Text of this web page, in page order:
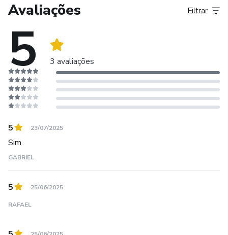
Avaliações
5 3 avaliações
Filtrar
5 23/07/2025
Sim
GABRIEL
5 25/06/2025
RAFAEL